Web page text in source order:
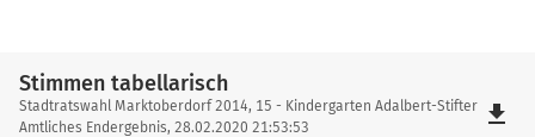
Stimmen tabellarisch
Stimmen
tabellarisch
Stadtratswahl Marktoberdorf 2014, 15 - Kindergarten Adalbert-Stifter
Amtliches Endergebnis, 28.02.2020 21:53:53
file_download